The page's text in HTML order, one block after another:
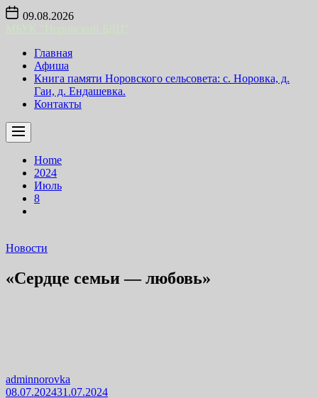
Skip
content
09.08.2026
Главная
Афиша
Книга памяти Норовского сельсовета: с. Норовка, д.
Гаи, д. Ендашевка.
Контакты
Home
2024
Июль
8
Новости
«Сердце семьи — любовь»
adminnorovka
08.07.202431.07.2024